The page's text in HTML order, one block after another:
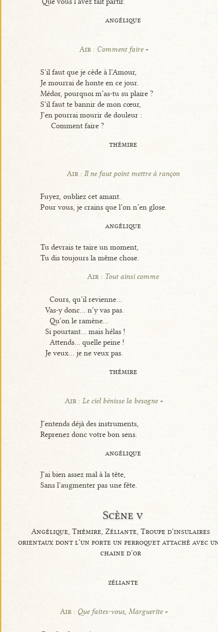
angélique
Air : Comment faire
S’il faut que je cède à l’Amour,
Je mourrai de honte en ce jour.
Médor, pourquoi m’as-tu su plaire ?
S’il faut te bannir de mon cœur,
J’en pourrai mourir de douleur :
Comment faire ?
thémire
Air : Il ne faut point mettre à rançon
Fuyez, oubliez cet amant.
Pour vous, je crains que l’on n’en glose.
angélique
Tu devrais te taire un moment,
Tu dis toujours la même chose.
Air : Tout ainsi comme
Cours, qu’il revienne...
Vas-y donc... n’y vas pas.
Qu’on le ramène...
Si pourtant... mais hélas !
Attends... quelle peine !
Je veux... je ne veux pas.
thémire
Air : Le ciel bénisse la besogne
J’entends déjà des instruments,
Reprenez donc votre bon sens.
angélique
J’ai bien assez mal à la tête,
Sans l’augmenter pas une fête.
Scène v
Angélique, Thémire, Zéliante, Troupe d’insulaires
orientaux dont l’un porte un perroquet attaché avec
chaine d’or
zéliante
Air : Que faites-vous, Marguerite